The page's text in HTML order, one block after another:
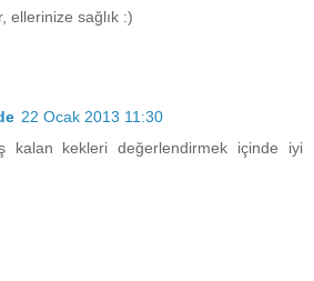
ellerinize sağlık :)
22 Ocak 2013 11:30
kalan kekleri değerlendirmek içinde iyi